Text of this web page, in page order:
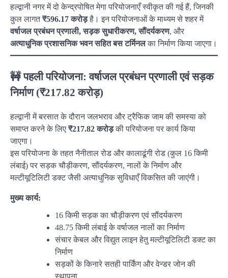
हल्द्वानी नगर में दो केन्द्रपोषित मेगा परियोजनाएँ स्वीकृत की गई हैं, जिनकी
कुल लागत₹596.17 करोड़है। इन परियोजनाओं के माध्यम से शहर में
वर्षाजल प्रबंधन प्रणाली, सड़क सुधारीकरण, सौंदर्यकरण, और
अत्याधुनिक प्रशासनिक भवन सहित बस टर्मिनलका निर्माण किया जाएगा।
🚧पहली परियोजना: वर्षाजल प्रबंधन प्रणाली एवं सड़क
निर्माण (₹217.82 करोड़)
हल्द्वानी में बरसात के दौरान जलभराव और ट्रैफिक जाम की समस्या को
समाप्त करने के लिए ₹217.82 करोड़की परियोजना पर कार्य किया
जाएगा।
इस परियोजना के तहत नैनीताल रोड और कालाढूंगी रोड (कुल 16 किमी
लंबाई) पर सड़क चौड़ीकरण, सौंदर्यकरण, नालों के निर्माण और
मल्टीयूटिलिटी डक्ट जैसी अत्याधुनिक सुविधाएँ विकसित की जाएंगी।
मुख्य कार्य:
16 किमी सड़क का चौड़ीकरण एवं सौंदर्यकरण
48.75 किमी लंबाई के वर्षाजल नालों का निर्माण
संचार केबल और विद्युत लाइन हेतु मल्टीयूटिलिटी डक्ट का
निर्माण
सड़कों के किनारे सतही पार्किंग और वेन्डर जोन की
स्थापना